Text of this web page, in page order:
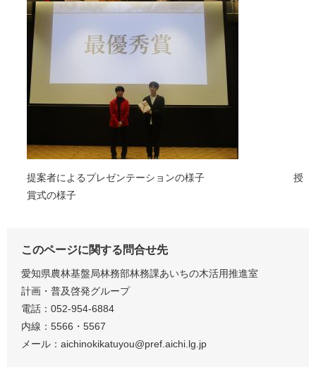
提案者によるプレゼンテーションの様子 授
賞式の様子
このページに関する問合せ先
愛知県農林基盤局林務部林務課あいちの木活用推進室
計画・普及啓発グループ
電話：052-954-6884
内線：5566・5567
メール：aichinokikatuyou@pref.aichi.lg.jp